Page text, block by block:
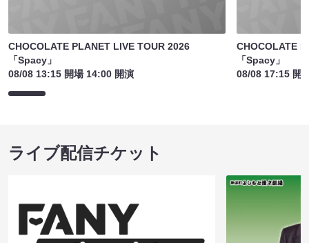
CHOCOLATE PLANET LIVE TOUR 2026
「Spacy」
08/08 13:15 開場 14:00 開演
CHOCOLATE
「Spacy」
08/08 17:15 開
ライブ配信チケット